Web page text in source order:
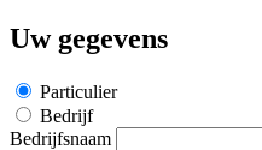
Uw gegevens
Particulier
Bedrijf
Bedrijfsnaam